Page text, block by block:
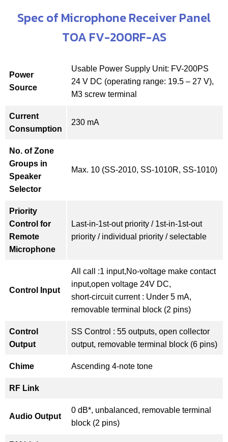
Spec of Microphone Receiver Panel
TOA FV-200RF-AS
Power
Source
Usable Power Supply Unit: FV-200PS
24 V DC (operating range: 19.5 – 27 V),
M3 screw terminal
Current
Consumption
230 mA
No. of Zone
Groups in
Speaker
Selector
Max. 10 (SS-2010, SS-1010R, SS-1010)
Priority
Control for
Remote
Microphone
Last-in-1st-out priority / 1st-in-1st-out
priority / individual priority / selectable
Control Input
All call :1 input,No-voltage make contact
input,open voltage 24V DC,
short-circuit current : Under 5 mA,
removable terminal block (2 pins)
Control
Output
SS Control : 55 outputs, open collector
output, removable terminal block (6 pins)
Chime Ascending 4-note tone
RF Link
Audio Output
0 dB*, unbalanced, removable terminal
block (2 pins)